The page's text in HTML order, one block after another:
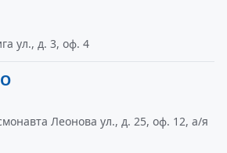
ул., д. 3, оф. 4
Леонова ул., д. 25, оф. 12, а/я